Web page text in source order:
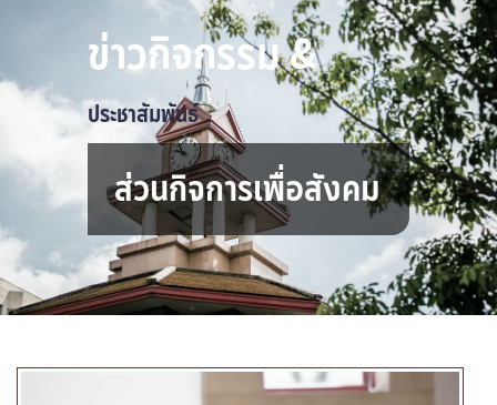
ข่าวกิจกรรม &
ประชาสัมพันธ์
ส่วนกิจการเพื่อสังคม